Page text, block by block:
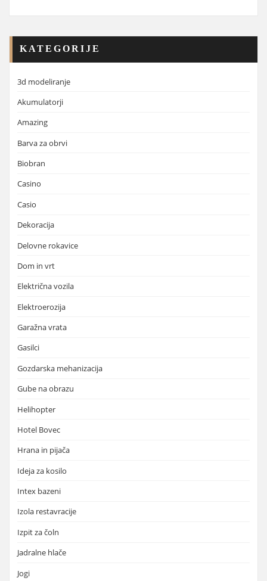
KATEGORIJE
3d modeliranje
Akumulatorji
Amazing
Barva za obrvi
Biobran
Casino
Casio
Dekoracija
Delovne rokavice
Dom in vrt
Električna vozila
Elektroerozija
Garažna vrata
Gasilci
Gozdarska mehanizacija
Gube na obrazu
Helihopter
Hotel Bovec
Hrana in pijača
Ideja za kosilo
Intex bazeni
Izola restavracije
Izpit za čoln
Jadralne hlače
Jogi